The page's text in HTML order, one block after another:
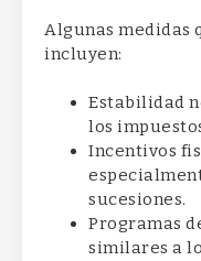
Algunas medidas
incluyen:
Estabilidad
los
Incentivos
sucesiones.
Programas
similares a